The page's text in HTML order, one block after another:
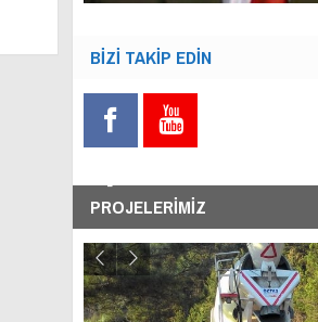
BİZİ TAKİP EDİN
PROJELERİMİZ